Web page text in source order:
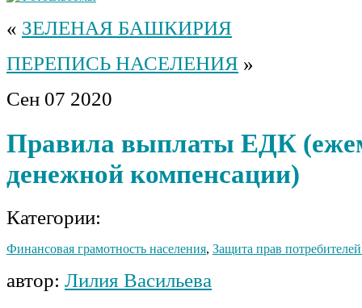
« ЗЕЛЕНАЯ БАШКИРИЯ
ПЕРЕПИСЬ НАСЕЛЕНИЯ »
Сен 07 2020
Правила выплаты ЕДК
денежной компенсации)
Категории:
Финансовая грамотность населения, Защита прав
автор: Лилия Васильева